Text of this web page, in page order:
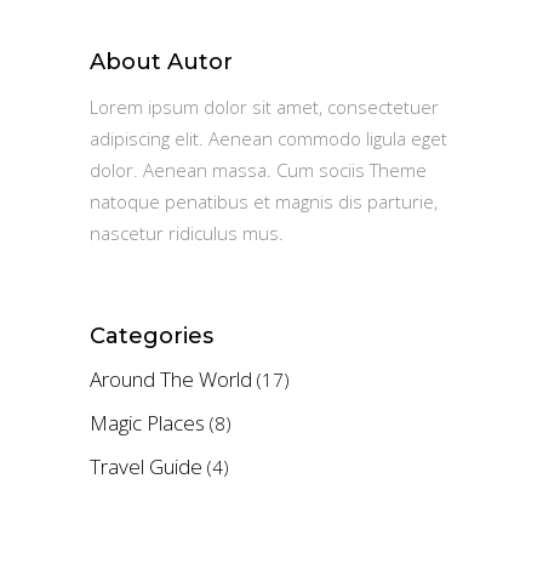
About Autor
Lorem ipsum dolor sit amet, consectetuer
adipiscing elit. Aenean commodo ligula eget
dolor. Aenean massa. Cum sociis Theme
natoque penatibus et magnis dis parturie,
nascetur ridiculus mus.
Categories
Around The World (17)
Magic Places (8)
Travel Guide (4)